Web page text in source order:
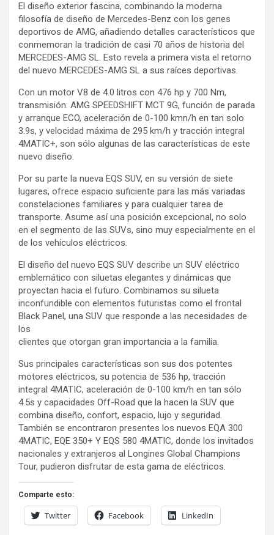
El diseño exterior fascina, combinando la moderna
filosofía de diseño de Mercedes-Benz con los genes
deportivos de AMG, añadiendo detalles característicos que
conmemoran la tradición de casi 70 años de historia del
MERCEDES-AMG SL. Esto revela a primera vista el retorno
del nuevo MERCEDES-AMG SL a sus raíces deportivas.
Con un motor V8 de 4.0 litros con 476 hp y 700 Nm,
transmisión: AMG SPEEDSHIFT MCT 9G, función de parada
y arranque ECO, aceleración de 0-100 kmn/h en tan solo
3.9s, y velocidad máxima de 295 km/h y tracción integral
4MATIC+, son sólo algunas de las características de este
nuevo diseño.
Por su parte la nueva EQS SUV, en su versión de siete
lugares, ofrece espacio suficiente para las más variadas
constelaciones familiares y para cualquier tarea de
transporte. Asume así una posición excepcional, no solo
en el segmento de las SUVs, sino muy especialmente en el
de los vehículos eléctricos.
El diseño del nuevo EQS SUV describe un SUV eléctrico
emblemático con siluetas elegantes y dinámicas que
proyectan hacia el futuro. Combinamos su silueta
inconfundible con elementos futuristas como el frontal
Black Panel, una SUV que responde a las necesidades de
los
clientes que otorgan gran importancia a la familia.
Sus principales características son sus dos potentes
motores eléctricos, su potencia de 536 hp, tracción
integral 4MATIC, aceleración de 0-100 km/h en tan sólo
4.5s y capacidades Off-Road que la hacen la SUV que
combina diseño, confort, espacio, lujo y seguridad.
También se encontraron presentes los nuevos EQA 300
4MATIC, EQE 350+ Y EQS 580 4MATIC, donde los invitados
nacionales y extranjeros al Longines Global Champions
Tour, pudieron disfrutar de esta gama de eléctricos.
Comparte esto:
Twitter Facebook LinkedIn